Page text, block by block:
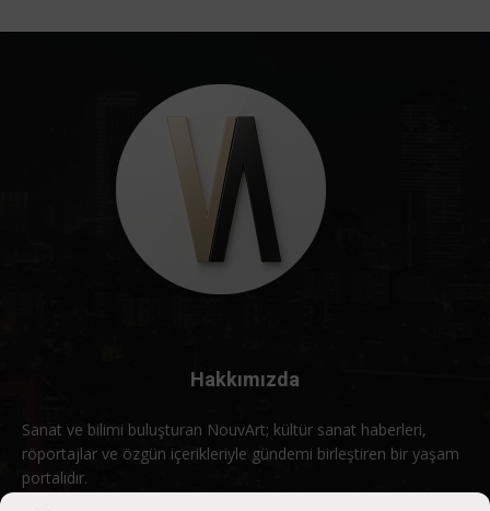
Hakkımızda
Sanat ve bilimi buluşturan NouvArt; kültür sanat haberleri,
röportajlar ve özgün içerikleriyle gündemi birleştiren bir yaşam
portalıdır.